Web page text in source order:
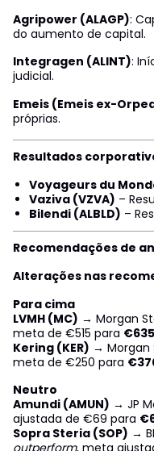
Agripower (ALAGP):
do aumento de capital.
Integragen (ALINT):
judicial.
Emeis (Emeis ex-
próprias.
Resultados
Voyageurs du
Vaziva (VZVA) –
Bilendi (ALBLD) –
Recomendações de
Alterações nas
Para cima
LVMH (MC) → Morgan
meta de €515 para €635
Kering (KER) → Morgan
meta de €250 para
Neutro
Amundi (AMUN) → JP
ajustada de €69 para
Sopra Steria (SOP) →